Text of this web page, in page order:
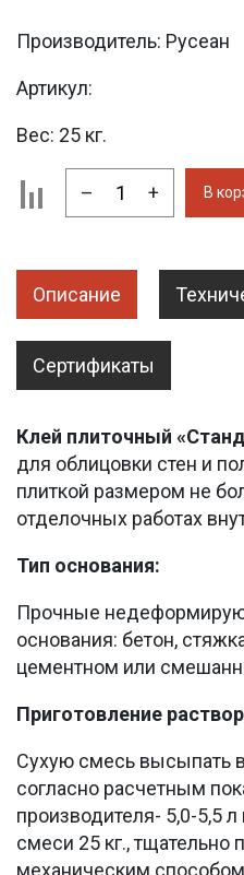
Производитель: Русеан
Артикул:
Вес: 25 кг.
– + В
Описание
Сертификаты
Клей плиточный
для облицовки стен и
плиткой размером не
отделочных работах
Тип основания:
Прочные
основания: бетон,
цементном или
Приготовление
Сухую смесь высыпать
согласно расчетным
производителя- 5,0-5,5
смеси 25 кг., тщательно
механическим